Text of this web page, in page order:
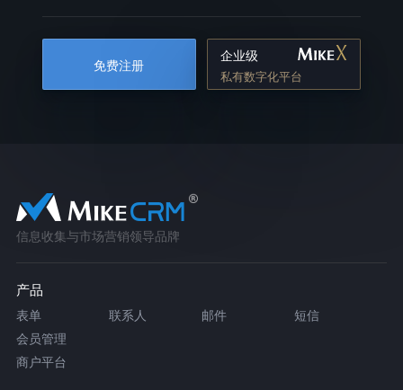
免费注册
企业级
私有数字化平台
信息收集与市场营销领导品牌
产品
表单 联系人 邮件
短信
会员管理
商户平台